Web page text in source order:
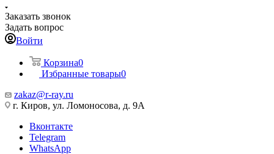
Заказать звонок
Задать вопрос
Войти
Корзина0
Избранные товары0
zakaz@r-ray.ru
г. Киров, ул. Ломоносова, д. 9А
Вконтакте
Telegram
WhatsApp